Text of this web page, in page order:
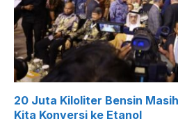
20 Juta Kiloliter Bensin
Kita Konversi ke Etanol